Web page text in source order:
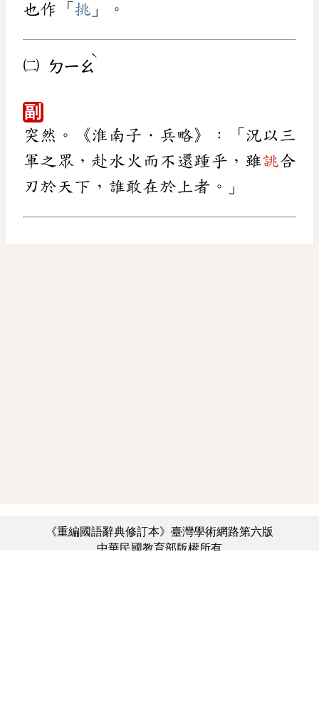
也作「 挑 」。
㈡ ㄉㄧㄠ
ˋ
副
突然。《淮南子．兵略》：「況以三
軍之眾，赴水火而不還踵乎，雖誂合
刃於天下，誰敢在於上者。」
《重編國語辭典修訂本》臺灣學術網路第六版
中華民國教育部版權所有